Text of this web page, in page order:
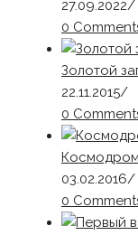
27.09.2022/
0
Золотой
22.11.2015/
0
03.02.2016/
0